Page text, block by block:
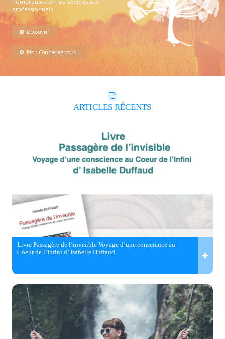
professionnels.
Découvrir
Pro : Connectez-vous !
ARTICLES RÉCENTS
Livre Passagère de l’invisible Voyage d’une conscience au
Coeur de l’Infini d’ Isabelle Duffaud